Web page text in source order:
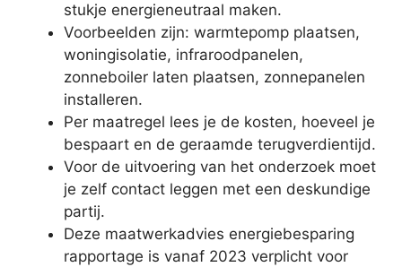
stukje energieneutraal maken.
Voorbeelden zijn: warmtepomp plaatsen,
woningisolatie, infraroodpanelen,
zonneboiler laten plaatsen, zonnepanelen
installeren.
Per maatregel lees je de kosten, hoeveel je
bespaart en de geraamde terugverdientijd.
Voor de uitvoering van het onderzoek moet
je zelf contact leggen met een deskundige
partij.
Deze maatwerkadvies energiebesparing
rapportage is vanaf 2023 verplicht voor